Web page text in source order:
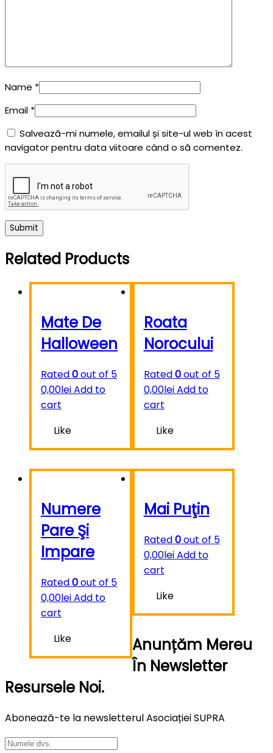
Name *
Email *
Salvează-mi numele, emailul și site-ul web în acest
navigator pentru data viitoare când o să comentez.
Related Products
Mate De
Halloween
Rated0out of 5
0,00leiAdd to
cart
Like
Roata
Norocului
Rated0out of 5
0,00leiAdd to
cart
Like
Numere
Pare Şi
Impare
Rated0out of 5
0,00leiAdd to
cart
Like
Mai Puţin
Rated0out of 5
0,00leiAdd to
cart
Like
Anunțăm Mereu
În Newsletter
Resursele Noi.
Abonează-te la newsletterul Asociației SUPRA